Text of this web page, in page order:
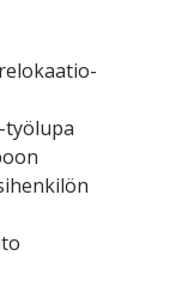
työlupa